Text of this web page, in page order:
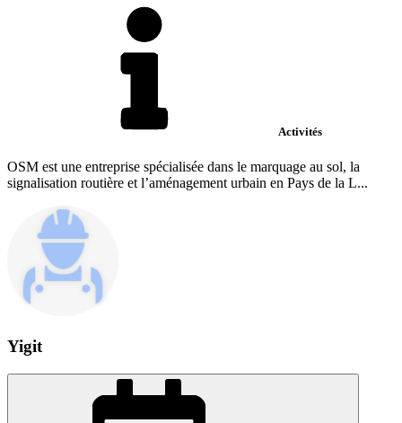
Activités
OSM est une entreprise spécialisée dans le marquage au sol, la
signalisation routière et l’aménagement urbain en Pays de la L...
Yigit